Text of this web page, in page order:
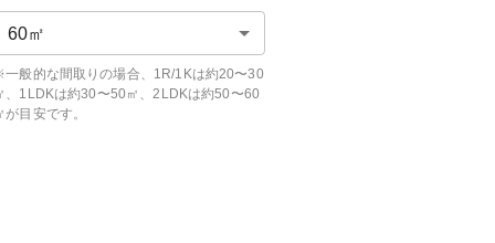
60㎡
般的な間取りの場合、1R/1Kは約20〜30
、1LDKは約30〜50㎡、2LDKは約50〜60
が目安です。